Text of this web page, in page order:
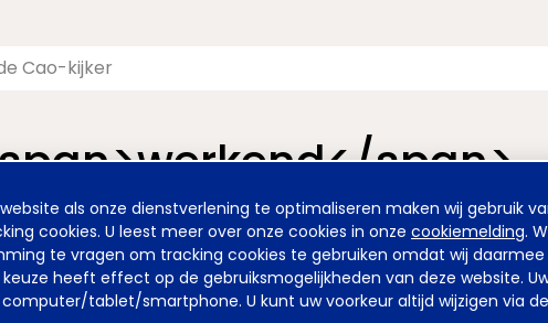
als onze dienstverlening te optimaliseren maken wij gebruik
cookies. U leest meer over onze cookies in onze cookiemelding.
te vragen om tracking cookies te gebruiken omdat wij daarmee
heeft effect op de gebruiksmogelijkheden van deze website.
tablet/smartphone. U kunt uw voorkeur altijd wijzigen via
span>
pagina van de Cao-kijker. De vormgeving is nieuw, maar
PrivacyTel 070 850 86 00Mail werkgeverslijn@awvn.nlWebsite